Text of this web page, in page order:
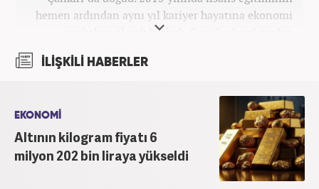
hemen ardından aynı yıl kariyer hayatına ekonomi
muhabiri olarak başladı. Çeşitli ulusal medya
kuruluşlarında ekonomi alanında sayısız özel haber
ve röportajlar yaptı. 2026'dan beri ekonominin
sürdürüyor. ‎
İLİŞKİLİ HABERLER
EKONOMİ
Altının kilogram fiyatı 6
milyon 202 bin liraya yükseldi